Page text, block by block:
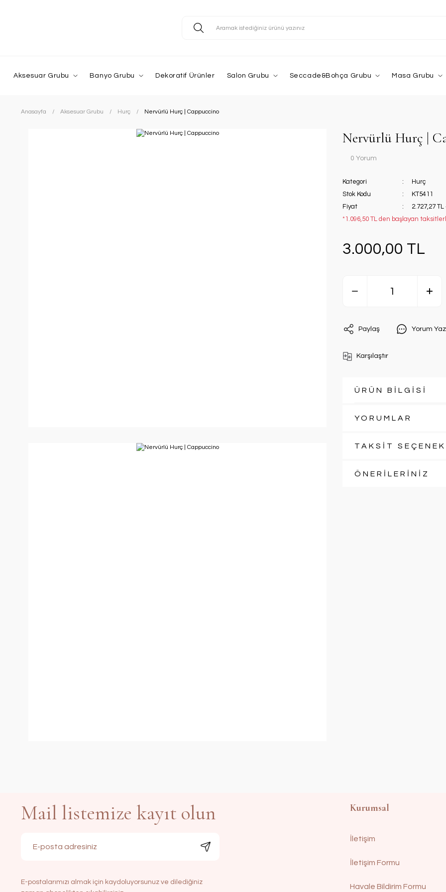
Aksesuar Grubu Banyo Grubu Dekoratif Ürünler Salon Grubu Seccade&Bohça Grubu Masa Grubu
Anasayfa Aksesuar Grubu Hurç Nervürlü Hurç | Cappuccino
Nervürlü Hurç |
0 Yorum
Kategori
Hurç
Stok Kodu
KT5411
Fiyat
2.727,27 TL
*1.096,50 TL den başlayan
3.000,00 TL
Paylaş Yorum Yaz
Karşılaştır
ÜRÜN BİLGİSİ
YORUMLAR
TAKSİT
ÖNERİLERİNİZ
Mail listemize kayıt olun
E-postalarımızı almak için kaydoluyorsunuz ve dilediğiniz
Kurumsal
İletişim
İletişim Formu
Havale Bildirim Formu